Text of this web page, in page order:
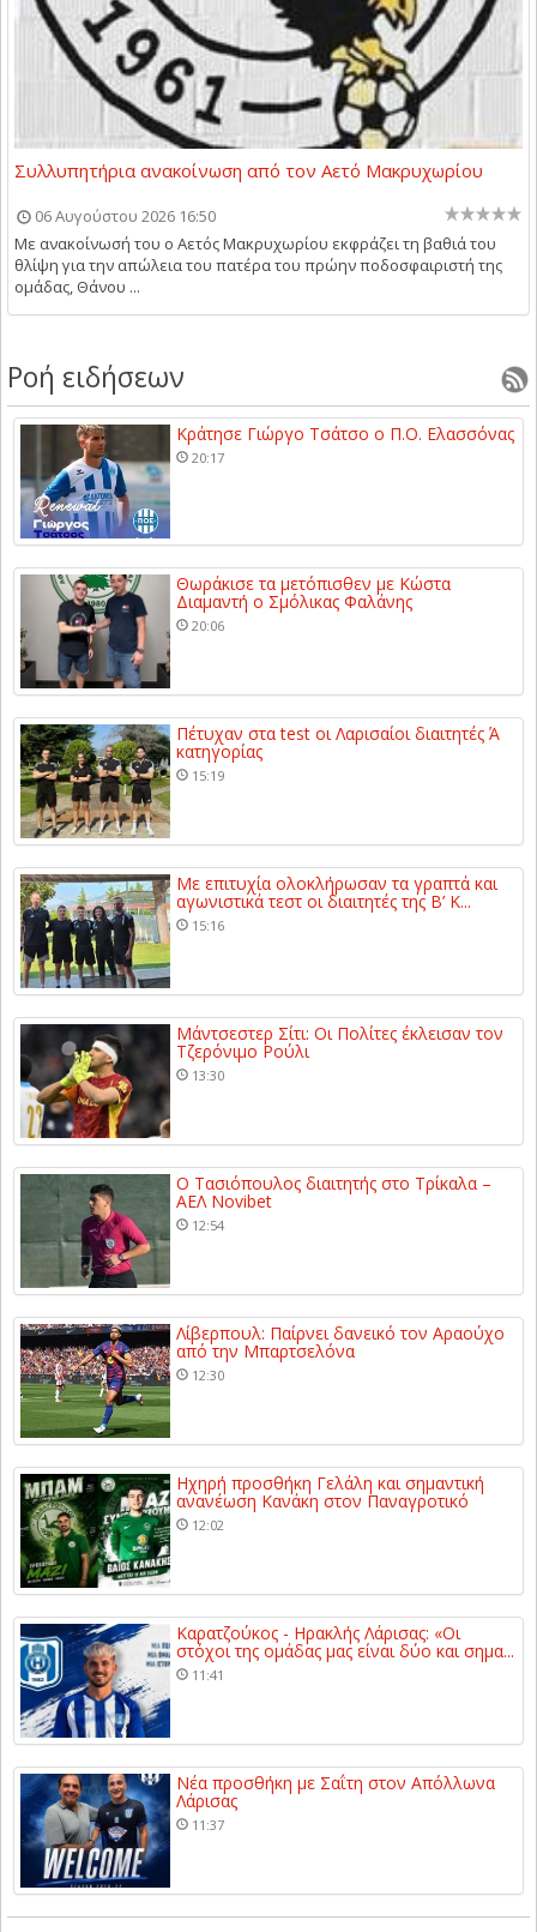
Συλλυπητήρια ανακοίνωση από τον Αετό Μακρυχωρίου
06 Αυγούστου 2026 16:50
Με ανακοίνωσή του ο Αετός Μακρυχωρίου εκφράζει τη βαθιά του
θλίψη για την απώλεια του πατέρα του πρώην ποδοσφαιριστή της
ομάδας, Θάνου ...
Ροή ειδήσεων
Κράτησε Γιώργο Τσάτσο ο Π.Ο. Ελασσόνας
20:17
Θωράκισε τα μετόπισθεν με Κώστα
Διαμαντή ο Σμόλικας Φαλάνης
20:06
Πέτυχαν στα test οι Λαρισαίοι διαιτητές Ά
κατηγορίας
15:19
Με επιτυχία ολοκλήρωσαν τα γραπτά και
αγωνιστικά τεστ οι διαιτητές της Β’ Κ...
15:16
Μάντσεστερ Σίτι: Οι Πολίτες έκλεισαν τον
Τζερόνιμο Ρούλι
13:30
Ο Τασιόπουλος διαιτητής στο Τρίκαλα –
ΑΕΛ Novibet
12:54
Λίβερπουλ: Παίρνει δανεικό τον Αραούχο
από την Μπαρτσελόνα
12:30
Ηχηρή προσθήκη Γελάλη και σημαντική
ανανέωση Κανάκη στον Παναγροτικό
12:02
Καρατζούκος - Ηρακλής Λάρισας: «Οι
στόχοι της ομάδας μας είναι δύο και σημα...
11:41
Νέα προσθήκη με Σαΐτη στον Απόλλωνα
Λάρισας
11:37